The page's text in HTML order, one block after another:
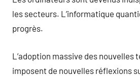
les secteurs. L’informatique
progrès.
L’adoption massive des nouvelles
imposent de nouvelles réflexions